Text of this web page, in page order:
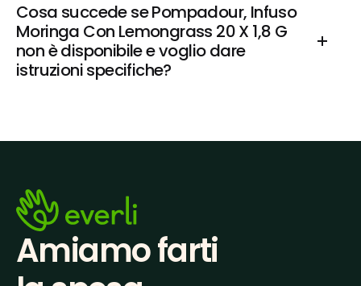
Cosa succede se Pompadour, Infuso
Moringa Con Lemongrass 20 X 1,8 G
non è disponibile e voglio dare
istruzioni specifiche?
Amiamo farti